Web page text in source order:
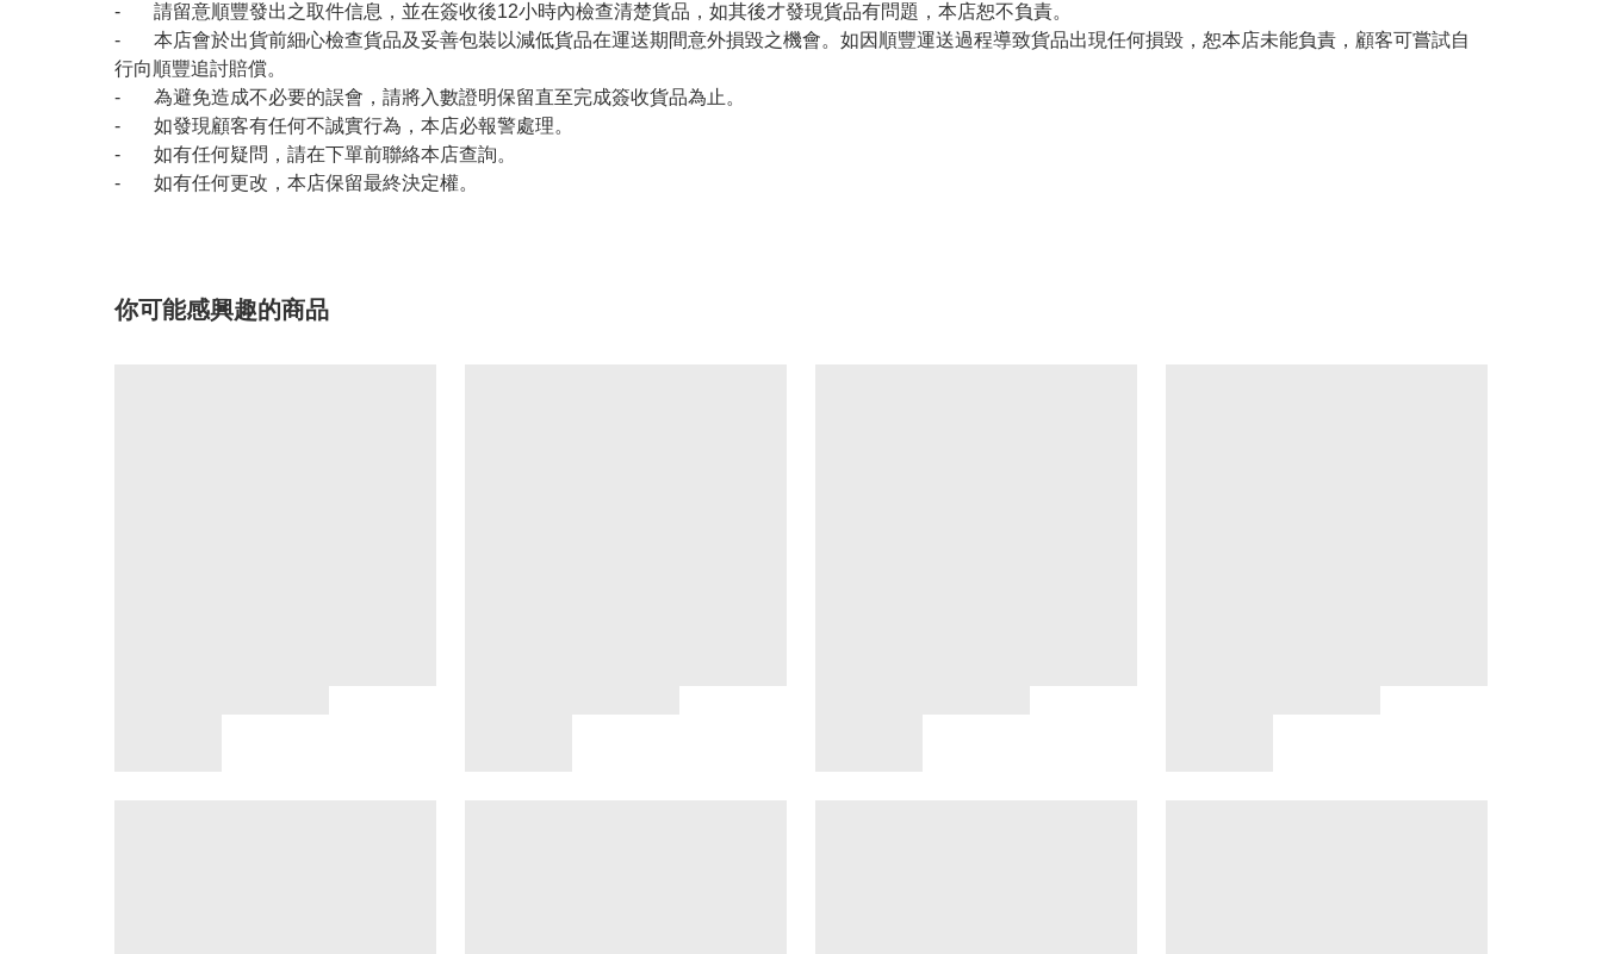
- 請留意順豐發出之取件信息，並在簽收後12小時內檢查清楚貨品，如其後才發現貨品有問題，本店恕不負責。
- 本店會於出貨前細心檢查貨品及妥善包裝以減低貨品在運送期間意外損毀之機會。如因順豐運送過程導致貨品出現任何損毀，恕本店未能負責，顧客可嘗試自
行向順豐追討賠償。
- 為避免造成不必要的誤會，請將入數證明保留直至完成簽收貨品為止。
- 如發現顧客有任何不誠實行為，本店必報警處理。
- 如有任何疑問，請在下單前聯絡本店查詢。
- 如有任何更改，本店保留最終決定權。
你可能感興趣的商品